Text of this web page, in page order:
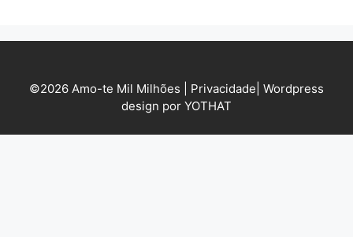
©2026 Amo-te Mil Milhões | Privacidade Wordpress
design por YOTHAT